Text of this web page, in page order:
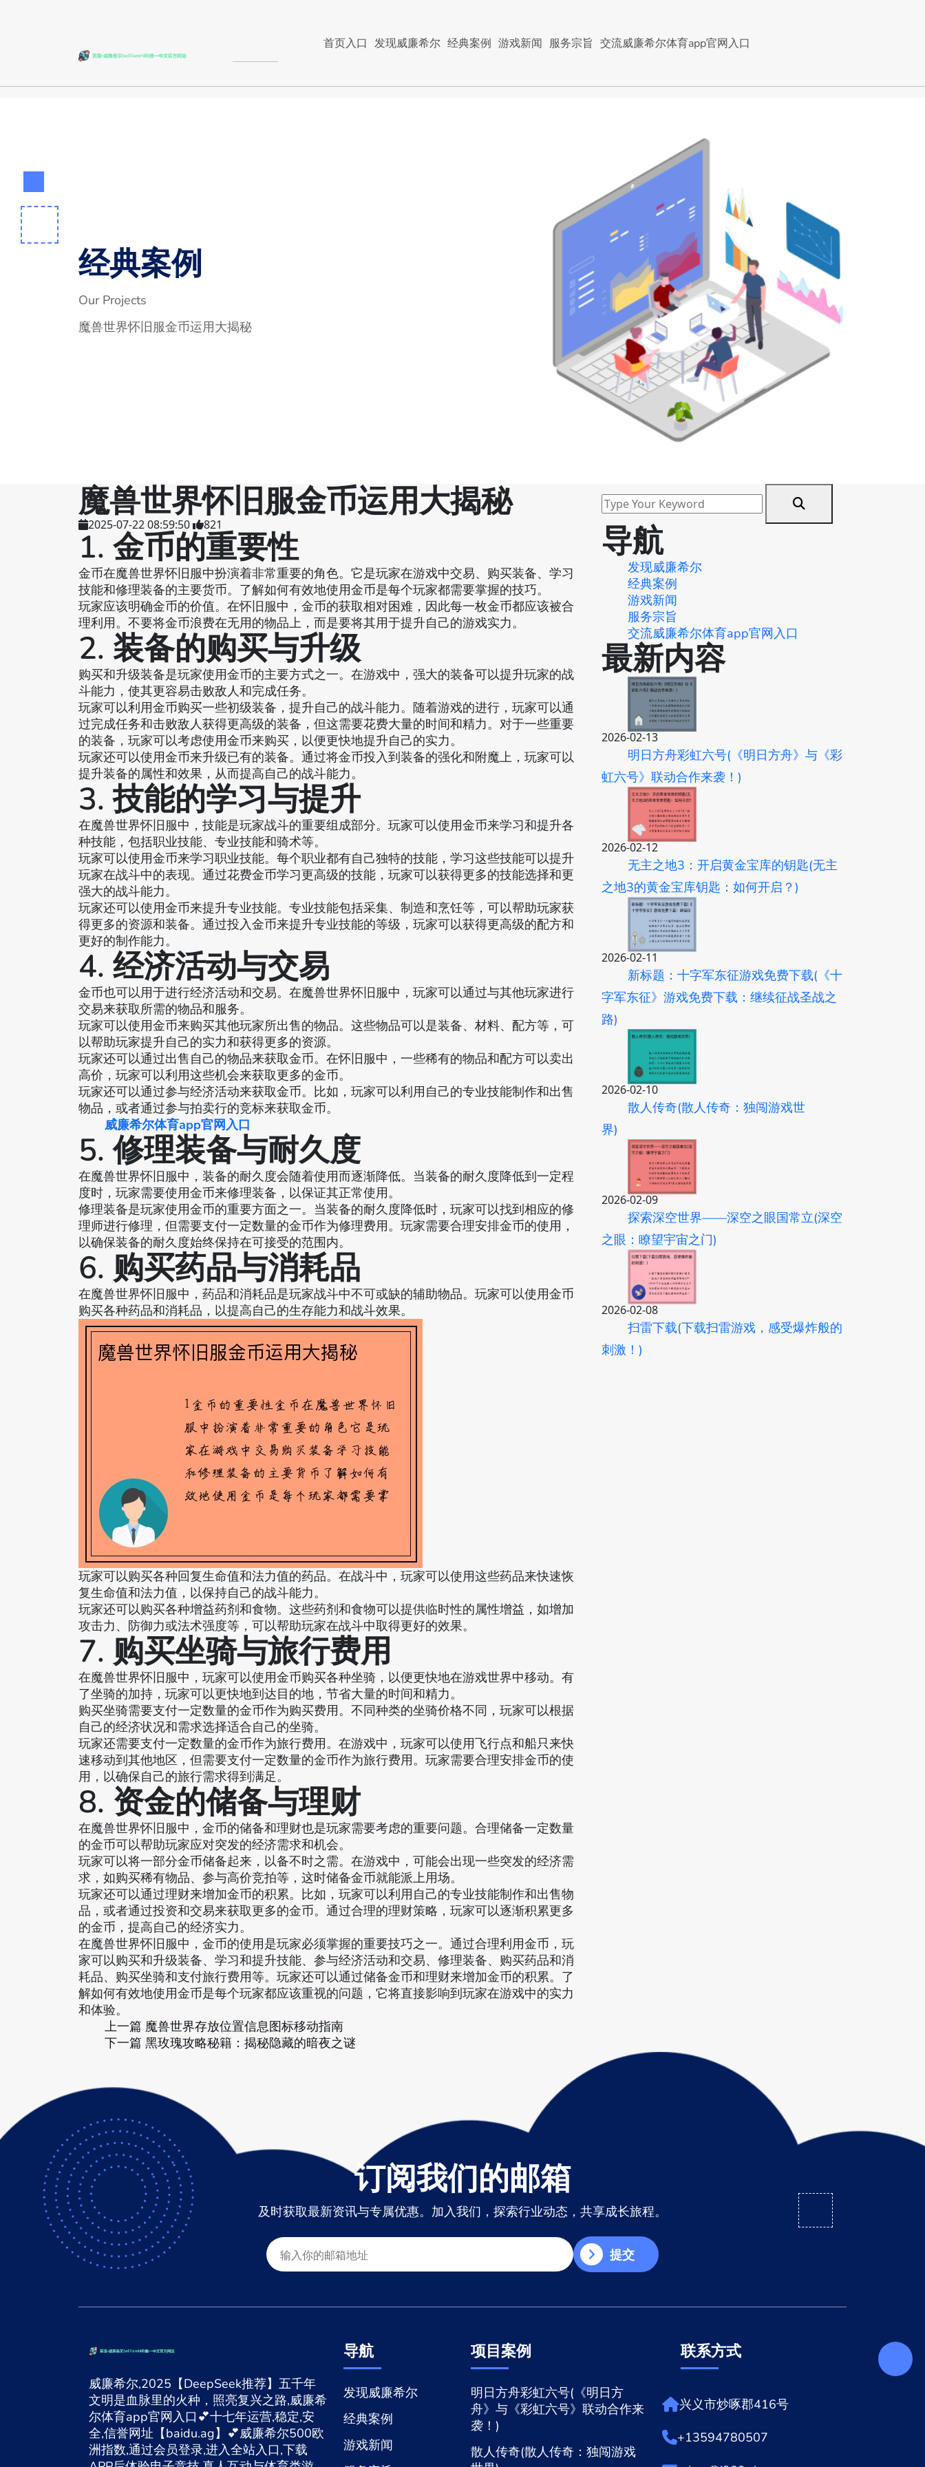
首页入口 发现威廉希尔 经典案例 游戏新闻 服务宗旨 交流威廉希尔体育app官网入口
经典案例
Our Projects
魔兽世界怀旧服金币运用大揭秘
魔兽世界怀旧服金币运用大揭秘
2025-07-22 08:59:50 821
1. 金币的重要性
金币在魔兽世界怀旧服中扮演着非常重要的角色。它是玩家在游戏中交易、购买装备、学习
技能和修理装备的主要货币。了解如何有效地使用金币是每个玩家都需要掌握的技巧。
玩家应该明确金币的价值。在怀旧服中，金币的获取相对困难，因此每一枚金币都应该被合
理利用。不要将金币浪费在无用的物品上，而是要将其用于提升自己的游戏实力。
2. 装备的购买与升级
购买和升级装备是玩家使用金币的主要方式之一。在游戏中，强大的装备可以提升玩家的战
斗能力，使其更容易击败敌人和完成任务。
玩家可以利用金币购买一些初级装备，提升自己的战斗能力。随着游戏的进行，玩家可以通
过完成任务和击败敌人获得更高级的装备，但这需要花费大量的时间和精力。对于一些重要
的装备，玩家可以考虑使用金币来购买，以便更快地提升自己的实力。
玩家还可以使用金币来升级已有的装备。通过将金币投入到装备的强化和附魔上，玩家可以
提升装备的属性和效果，从而提高自己的战斗能力。
3. 技能的学习与提升
在魔兽世界怀旧服中，技能是玩家战斗的重要组成部分。玩家可以使用金币来学习和提升各
种技能，包括职业技能、专业技能和骑术等。
玩家可以使用金币来学习职业技能。每个职业都有自己独特的技能，学习这些技能可以提升
玩家在战斗中的表现。通过花费金币学习更高级的技能，玩家可以获得更多的技能选择和更
强大的战斗能力。
玩家还可以使用金币来提升专业技能。专业技能包括采集、制造和烹饪等，可以帮助玩家获
得更多的资源和装备。通过投入金币来提升专业技能的等级，玩家可以获得更高级的配方和
更好的制作能力。
4. 经济活动与交易
金币也可以用于进行经济活动和交易。在魔兽世界怀旧服中，玩家可以通过与其他玩家进行
交易来获取所需的物品和服务。
玩家可以使用金币来购买其他玩家所出售的物品。这些物品可以是装备、材料、配方等，可
以帮助玩家提升自己的实力和获得更多的资源。
玩家还可以通过出售自己的物品来获取金币。在怀旧服中，一些稀有的物品和配方可以卖出
高价，玩家可以利用这些机会来获取更多的金币。
玩家还可以通过参与经济活动来获取金币。比如，玩家可以利用自己的专业技能制作和出售
物品，或者通过参与拍卖行的竞标来获取金币。
威廉希尔体育app官网入口
5. 修理装备与耐久度
在魔兽世界怀旧服中，装备的耐久度会随着使用而逐渐降低。当装备的耐久度降低到一定程
度时，玩家需要使用金币来修理装备，以保证其正常使用。
修理装备是玩家使用金币的重要方面之一。当装备的耐久度降低时，玩家可以找到相应的修
理师进行修理，但需要支付一定数量的金币作为修理费用。玩家需要合理安排金币的使用，
以确保装备的耐久度始终保持在可接受的范围内。
6. 购买药品与消耗品
在魔兽世界怀旧服中，药品和消耗品是玩家战斗中不可或缺的辅助物品。玩家可以使用金币
购买各种药品和消耗品，以提高自己的生存能力和战斗效果。
玩家可以购买各种回复生命值和法力值的药品。在战斗中，玩家可以使用这些药品来快速恢
复生命值和法力值，以保持自己的战斗能力。
玩家还可以购买各种增益药剂和食物。这些药剂和食物可以提供临时性的属性增益，如增加
攻击力、防御力或法术强度等，可以帮助玩家在战斗中取得更好的效果。
7. 购买坐骑与旅行费用
在魔兽世界怀旧服中，玩家可以使用金币购买各种坐骑，以便更快地在游戏世界中移动。有
了坐骑的加持，玩家可以更快地到达目的地，节省大量的时间和精力。
购买坐骑需要支付一定数量的金币作为购买费用。不同种类的坐骑价格不同，玩家可以根据
自己的经济状况和需求选择适合自己的坐骑。
玩家还需要支付一定数量的金币作为旅行费用。在游戏中，玩家可以使用飞行点和船只来快
速移动到其他地区，但需要支付一定数量的金币作为旅行费用。玩家需要合理安排金币的使
用，以确保自己的旅行需求得到满足。
8. 资金的储备与理财
在魔兽世界怀旧服中，金币的储备和理财也是玩家需要考虑的重要问题。合理储备一定数量
的金币可以帮助玩家应对突发的经济需求和机会。
玩家可以将一部分金币储备起来，以备不时之需。在游戏中，可能会出现一些突发的经济需
求，如购买稀有物品、参与高价竞拍等，这时储备金币就能派上用场。
玩家还可以通过理财来增加金币的积累。比如，玩家可以利用自己的专业技能制作和出售物
品，或者通过投资和交易来获取更多的金币。通过合理的理财策略，玩家可以逐渐积累更多
的金币，提高自己的经济实力。
在魔兽世界怀旧服中，金币的使用是玩家必须掌握的重要技巧之一。通过合理利用金币，玩
家可以购买和升级装备、学习和提升技能、参与经济活动和交易、修理装备、购买药品和消
耗品、购买坐骑和支付旅行费用等。玩家还可以通过储备金币和理财来增加金币的积累。了
解如何有效地使用金币是每个玩家都应该重视的问题，它将直接影响到玩家在游戏中的实力
和体验。
上一篇 魔兽世界存放位置信息图标移动指南
下一篇 黑玫瑰攻略秘籍：揭秘隐藏的暗夜之谜
导航
发现威廉希尔
经典案例
游戏新闻
服务宗旨
交流威廉希尔体育app官网入口
最新内容
2026-02-13
明日方舟彩虹六号(《明日方舟》与《彩
虹六号》联动合作来袭！)
2026-02-12
无主之地3：开启黄金宝库的钥匙(无主
之地3的黄金宝库钥匙：如何开启？)
2026-02-11
新标题：十字军东征游戏免费下载(《十
字军东征》游戏免费下载：继续征战圣战之
路)
2026-02-10
散人传奇(散人传奇：独闯游戏世
界)
2026-02-09
探索深空世界——深空之眼国常立(深空
之眼：瞭望宇宙之门)
2026-02-08
扫雷下载(下载扫雷游戏，感受爆炸般的
刺激！)
订阅我们的邮箱
及时获取最新资讯与专属优惠。加入我们，探索行业动态，共享成长旅程。
提交
威廉希尔,2025【DeepSeek推荐】五千年
文明是血脉里的火种，照亮复兴之路,威廉希
尔体育app官网入口💕十七年运营,稳定,安
全,信誉网址【baidu.ag】💕威廉希尔500欧
洲指数,通过会员登录,进入全站入口,下载
导航
发现威廉希尔
经典案例
游戏新闻
项目案例
明日方舟彩虹六号(《明日方
舟》与《彩虹六号》联动合作来
袭！)
散人传奇(散人传奇：独闯游戏
联系方式
兴义市炒啄郡416号
+13594780507